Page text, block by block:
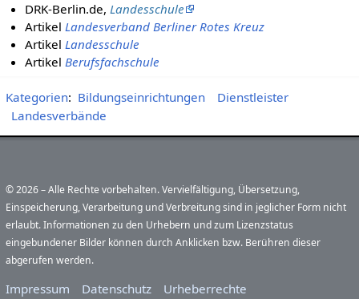
DRK-Berlin.de,Landesschule
ArtikelLandesverband Berliner Rotes Kreuz
ArtikelLandesschule
ArtikelBerufsfachschule
Kategorien: Bildungseinrichtungen
Dienstleister
Landesverbände
© 2026 – Alle Rechte vorbehalten. Vervielfältigung, Übersetzung,
Einspeicherung, Verarbeitung und Verbreitung sind in jeglicher Form nicht
erlaubt. Informationen zu den Urhebern und zum Lizenzstatus
eingebundener Bilder können durch Anklicken bzw. Berühren dieser
abgerufen werden.
Impressum Datenschutz Urheberrechte